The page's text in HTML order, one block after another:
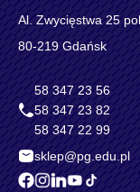
Al. Zwycięstwa 25
80-219 Gdańsk
58 347 23 56
58 347 23 82
58 347 22 99
sklep@pg.edu.pl